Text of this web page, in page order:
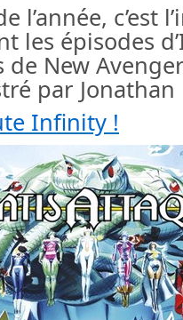
l’année, c’est
les épisodes
de New
par
Infinity !